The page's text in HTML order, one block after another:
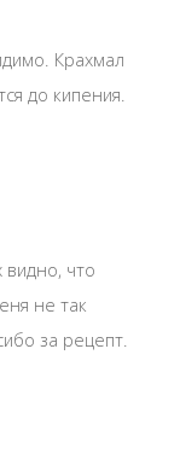
Крахмал
до кипения.
что
не так
за рецепт.